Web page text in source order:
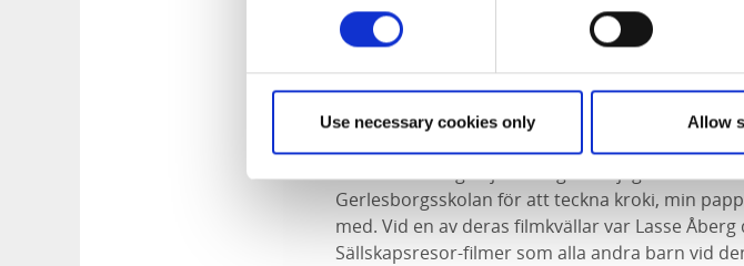
Use necessary cookies only Allow
Träff med Lasse Åberg
På den efterföljande Guldbaggefesten fick
Årets Hedersguldbagge, Lasse Åberg.
- Det var verkligen jätteroligt. När jag var liten
Gerlesborgsskolan för att teckna kroki, min
med. Vid en av deras filmkvällar var Lasse
Sällskapsresor-filmer som alla andra barn vid